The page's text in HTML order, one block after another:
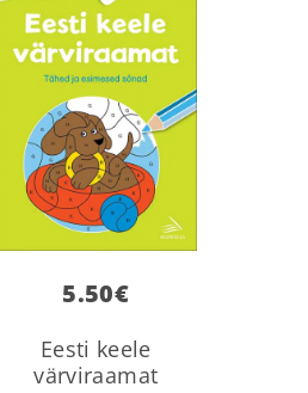
5.50€
Eesti keele
värviraamat